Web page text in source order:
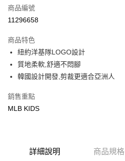
超商取貨付款
Apple Pay
街口支付
運送方式
全家取貨<不支援離島取退>
商品編號
11296658
商品特色
紐約洋基隊LOGO設計
質地柔軟,舒適不悶腳
韓國設計開發,剪裁更適合亞洲人
銷售重點
MLB KIDS
詳細說明 商品規格